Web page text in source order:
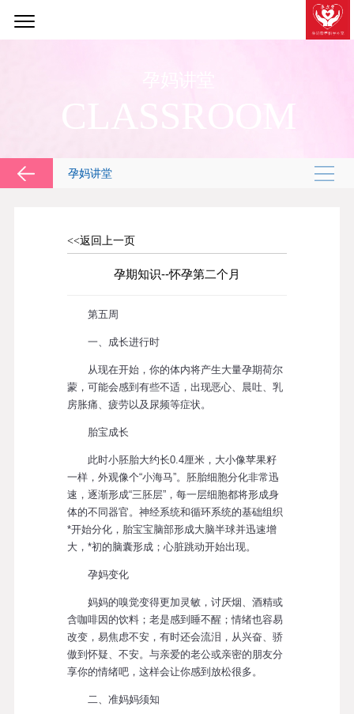
孕妈讲堂
CLASSROOM
孕妈讲堂
<<返回上一页
孕期知识--怀孕第二个月
第五周
一、成长进行时
从现在开始，你的体内将产生大量孕期荷尔
蒙，可能会感到有些不适，出现恶心、晨吐、乳
房胀痛、疲劳以及尿频等症状。
胎宝成长
此时小胚胎大约长0.4厘米，大小像苹果籽
一样，外观像个“小海马”。胚胎细胞分化非常迅
速，逐渐形成“三胚层”，每一层细胞都将形成身
体的不同器官。神经系统和循环系统的基础组织
*开始分化，胎宝宝脑部形成大脑半球并迅速增
大，*初的脑囊形成；心脏跳动开始出现。
孕妈变化
妈妈的嗅觉变得更加灵敏，讨厌烟、酒精或
含咖啡因的饮料；老是感到睡不醒；情绪也容易
改变，易焦虑不安，有时还会流泪，从兴奋、骄
傲到怀疑、不安。与亲爱的老公或亲密的朋友分
享你的情绪吧，这样会让你感到放松很多。
二、准妈妈须知